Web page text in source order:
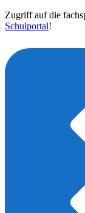
Zugriff auf die
Schulportal!